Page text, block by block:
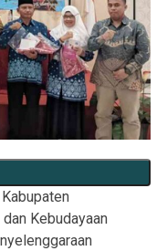
Kebudayaan